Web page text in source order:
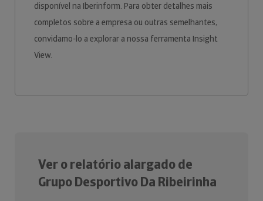
disponível na Iberinform. Para obter detalhes mais
completos sobre a empresa ou outras semelhantes,
convidamo-lo a explorar a nossa ferramenta Insight
View.
Ver o relatório alargado de
Grupo Desportivo Da Ribeirinha